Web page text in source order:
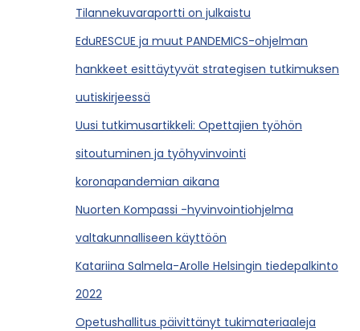
Tilannekuvaraportti on julkaistu
EduRESCUE ja muut PANDEMICS-ohjelman
hankkeet esittäytyvät strategisen tutkimuksen
uutiskirjeessä
Uusi tutkimusartikkeli: Opettajien työhön
sitoutuminen ja työhyvinvointi
koronapandemian aikana
Nuorten Kompassi -hyvinvointiohjelma
valtakunnalliseen käyttöön
Katariina Salmela-Arolle Helsingin tiedepalkinto
2022
Opetushallitus päivittänyt tukimateriaaleja